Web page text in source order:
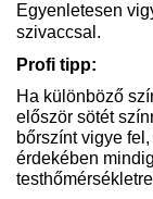
Egyenletesen
szivaccsal.
Profi tipp:
Ha különböző
először sötét
bőrszínt vigye
érdekében